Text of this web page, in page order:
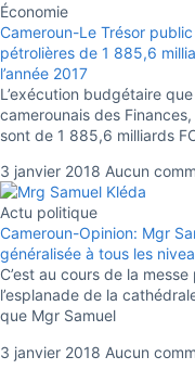
Économie
Cameroun-Le Trésor
pétrolières de 1 885,6
l’année 2017
L’exécution budgétaire
camerounais des
sont de 1 885,6 milliards
3 janvier 2018 Aucun
Actu politique
Cameroun-Opinion: Mgr
généralisée à tous les
C’est au cours de la
l’esplanade de la
que Mgr Samuel
3 janvier 2018 Aucun